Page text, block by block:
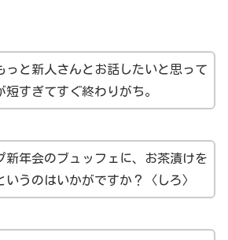
っと新人さんとお話したいと思って
短すぎてすぐ終わりがち。
新年会のブュッフェに、お茶漬けを
いうのはいかがですか？〈しろ〉